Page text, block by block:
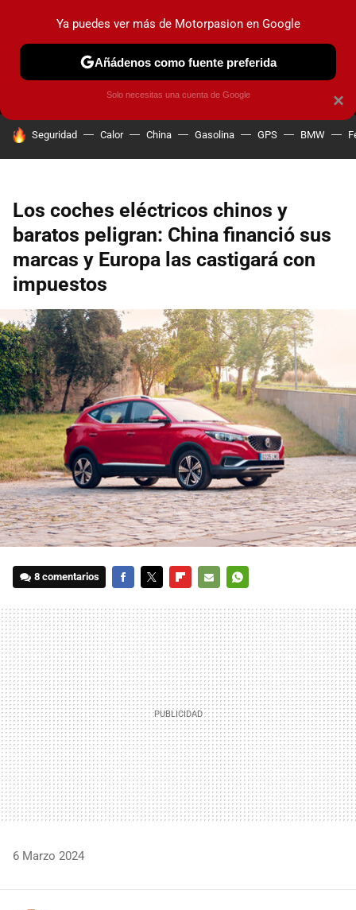
MENÚ NUEVO
COCHES ELÉCTRICOS OBSERVATORIO
HOY SE HABLA DE
Seguridad Calor China Gasolina GPS BMW
Los coches eléctricos chinos y
baratos peligran: China financió sus
marcas y Europa las castigará con
impuestos
8 comentarios
MAIL
6 Marzo 2024
×
Ya puedes ver más de Motorpasion en Google
Añádenos como fuente preferida
Solo necesitas una cuenta de Google